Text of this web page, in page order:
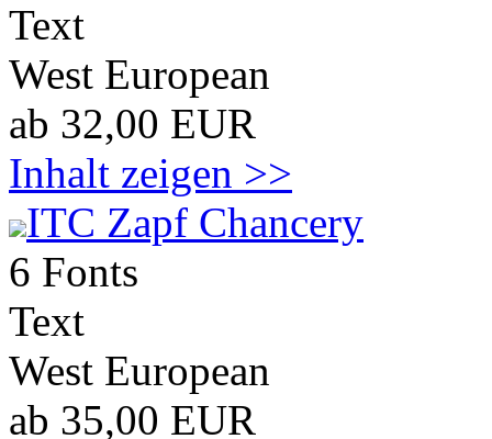
Text
West European
ab 32,00 EUR
Inhalt zeigen >>
ITC Zapf Chancery
6 Fonts
Text
West European
ab 35,00 EUR